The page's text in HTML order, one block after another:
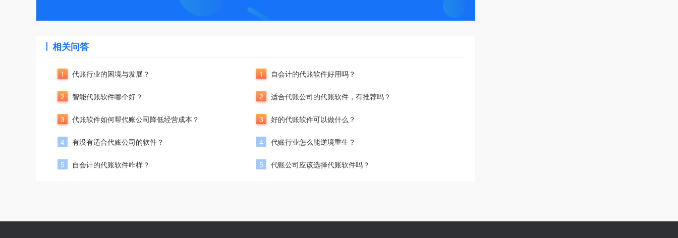
相关问答
1 代账行业的困境与发展？
2 智能代账软件哪个好？
3 代账软件如何帮代账公司降低经营成本？
4 有没有适合代账公司的软件？
5 自会计的代账软件咋样？
1 自会计的代账软件好用吗？
2 适合代账公司的代账软件，有推荐吗？
3 好的代账软件可以做什么？
4 代账行业怎么能逆境重生？
5 代账公司应该选择代账软件吗？